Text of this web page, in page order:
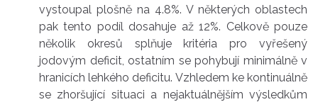
vystoupal plošně na 4.8%. V některých oblastech
pak tento podíl dosahuje až 12%. Celkově pouze
několik okresů splňuje kritéria pro vyřešený
jodovým deficit, ostatním se pohybují minimálně v
hranicích lehkého deficitu. Vzhledem ke kontinuálně
se zhoršující situaci a nejaktuálnějším výsledkům